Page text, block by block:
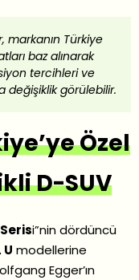
markanın Türkiye
baz alınarak
tercihleri ve
değişiklik görülebilir.
Özel
D-SUV
i”nin dördüncü
U modellerine
Egger’ın